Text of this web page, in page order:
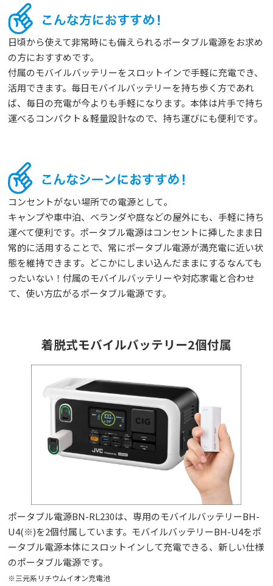
日頃から使えて非常時にも備えられるポータブル電源をお求め
の方におすすめです。
付属のモバイルバッテリーをスロットインで手軽に充電でき、
活用できます。毎日モバイルバッテリーを持ち歩く方であれ
ば、毎日の充電が今よりも手軽になります。本体は片手で持ち
運べるコンパクト＆軽量設計なので、持ち運びにも便利です。
コンセントがない場所での電源として。
キャンプや車中泊、ベランダや庭などの屋外にも、手軽に持ち
運べて便利です。ポータブル電源はコンセントに挿したまま日
常的に活用することで、常にポータブル電源が満充電に近い状
態を維持できます。どこかにしまい込んだままにするなんても
ったいない！付属のモバイルバッテリーや対応家電と合わせ
て、使い方広がるポータブル電源です。
着脱式モバイルバッテリー2個付属
ポータブル電源BN-RL230は、専用のモバイルバッテリーBH-
U4(※)を2個付属しています。モバイルバッテリーBH-U4をポ
ータブル電源本体にスロットインして充電できる、新しい仕様
のポータブル電源です。
※三元系リチウムイオン充電池